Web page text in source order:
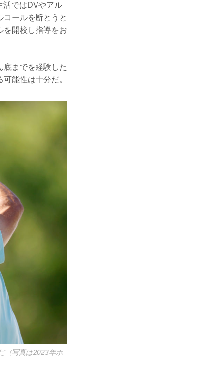
活ではDVやアル
ールを断とうと
を開校し指導をお
底までを経験した
能性は十分だ。
（写真は2023年ホ